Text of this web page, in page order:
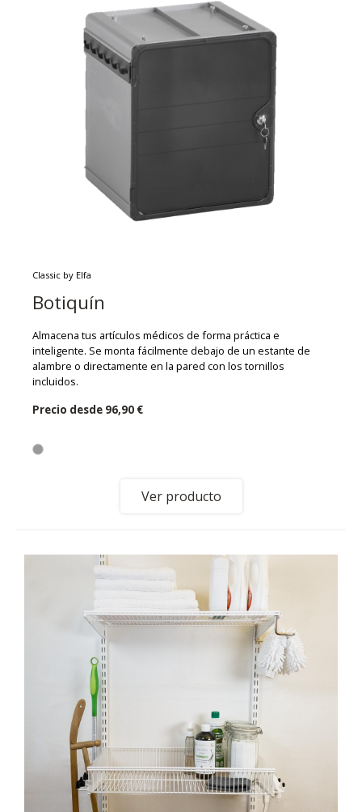
Classic by Elfa
Botiquín
Almacena tus artículos médicos de forma práctica e
inteligente. Se monta fácilmente debajo de un estante de
alambre o directamente en la pared con los tornillos
incluidos.
Precio desde 96,90 €
Ver producto